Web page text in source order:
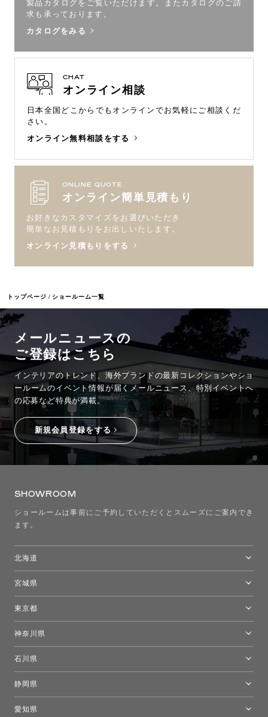
トップページ ショールーム一覧
製品カタログをご覧いただけます。
またカタログのご請
求も承っております。
カタログをみる
CHAT
オンライン相談
日本全国どこからでもオンラインでお気軽にご相談くだ
さい。
オンライン無料相談をする
ONLINE QUOTE
オンライン簡単見積もり
お好きなカスタマイズをお選びいただき
簡単なお見積もりをお出しいたします。
オンライン見積もりをする
メールニュースの
ご登録はこちら
インテリアのトレンド、海外ブランドの最新コレクションやショ
ールームのイベント情報が 届くメールニュース、特別イベントへ
の応募など特典が満載。
新規会員登録をする
SHOWROOM
ショールームは事前にご予約していただくとスムーズにご案内でき
ます。
北海道
宮城県
東京都
モーイ東京
キーブー東京
FLOS｜フロスデザインスペース青山
神奈川県
石川県
静岡県
愛知県